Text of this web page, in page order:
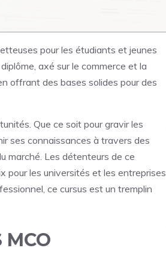
pour les étudiants et jeunes
axé sur le commerce et la
offrant des bases solides pour des
Que ce soit pour gravir les
ses connaissances à travers des
marché. Les détenteurs de ce
pour les universités et les entreprises
ce cursus est un tremplin